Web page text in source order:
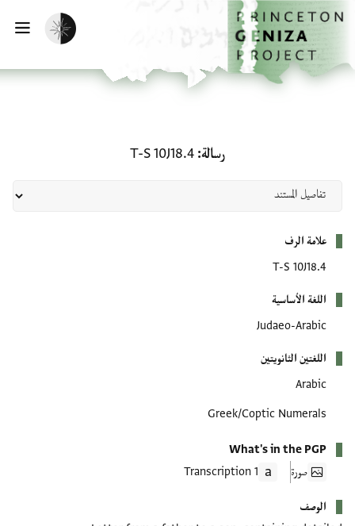
إلى المحتوى الرئيسي
الرئيسية
تفعيل الوضع المظلم
رسالة T-S 10J18.4
علامة الرف
T-S 10J18.4
اللغة الأساسية
Judaeo-Arabic
اللغتين الثانويتين
Arabic
Greek/Coptic Numerals
What's in the PGP
صورة
1 Transcription
الوصف